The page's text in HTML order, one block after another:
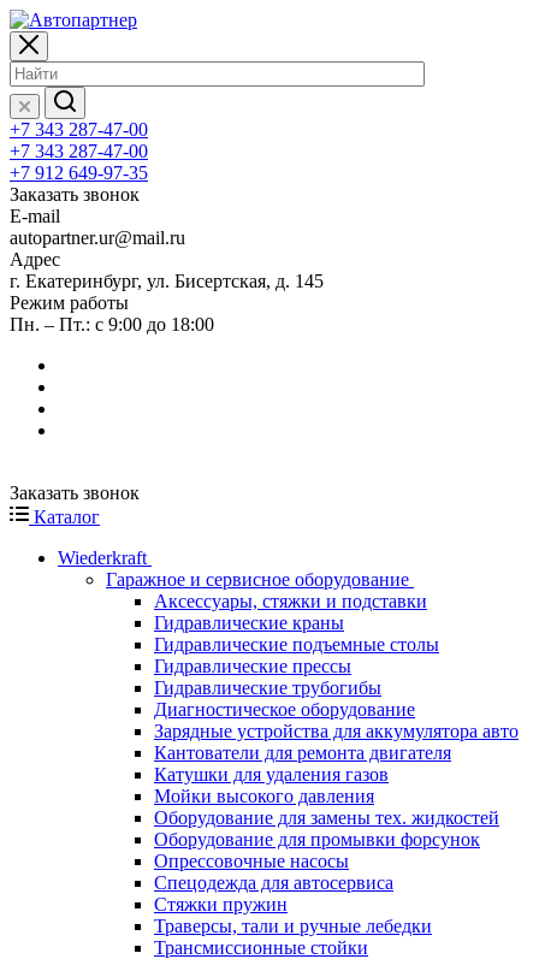
+7 343 287-47-00
+7 343 287-47-00
+7 912 649-97-35
Заказать звонок
E-mail
autopartner.ur@mail.ru
Адрес
г. Екатеринбург, ул. Бисертская, д. 145
Режим работы
Пн. – Пт.: с 9:00 до 18:00
Заказать звонок
Каталог
Wiederkraft
Гаражное и сервисное оборудование
Аксессуары, стяжки и подставки
Гидравлические краны
Гидравлические подъемные столы
Гидравлические прессы
Гидравлические трубогибы
Диагностическое оборудование
Зарядные устройства для аккумулятора авто
Кантователи для ремонта двигателя
Катушки для удаления газов
Мойки высокого давления
Оборудование для замены тех. жидкостей
Оборудование для промывки форсунок
Опрессовочные насосы
Спецодежда для автосервиса
Стяжки пружин
Траверсы, тали и ручные лебедки
Трансмиссионные стойки